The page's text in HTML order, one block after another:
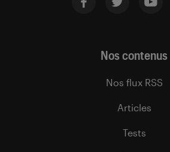
Nos contenus
Nos flux RSS
Articles
Tests